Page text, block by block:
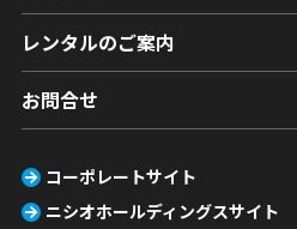
レンタルのご案内
お問合せ
コーポレートサイト
ニシオホールディングスサイト